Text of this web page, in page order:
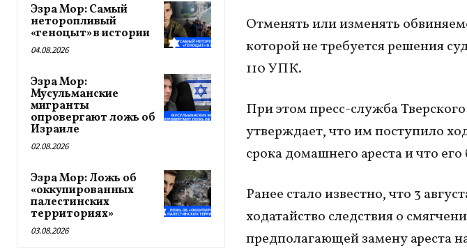
Эзра Мор: Самый
неторопливый
«геноцыт» в истории
04.08.2026
Эзра Мор:
Мусульманские
мигранты
опровергают ложь об
Израиле
02.08.2026
Эзра Мор: Ложь об
«оккупированных
палестинских
территориях»
03.08.2026
Отменять или изменять
которой не требуется решения
110 УПК.
При этом пресс-служба
утверждает, что им поступило
срока домашнего ареста и что его
Ранее стало известно, что 3
ходатайство следствия о
предполагающей замену ареста